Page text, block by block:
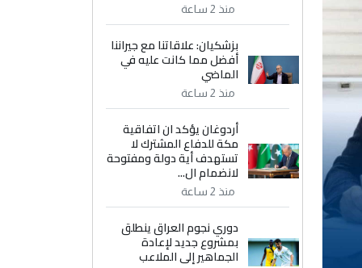
منذ 2 ساعة
بزشكيان: علاقاتنا مع جيراننا
أفضل مما كانت عليه في
الماضي
منذ 2 ساعة
أردوغان يؤكد ان اتفاقية
مكة للدفاع المشترك لا
تستهدف أية دولة ومفتوحة
لانضمام ال...
منذ 2 ساعة
دوري نجوم العراق ينطلق
بمشروع جديد لإعادة
الجماهير إلى الملاعب